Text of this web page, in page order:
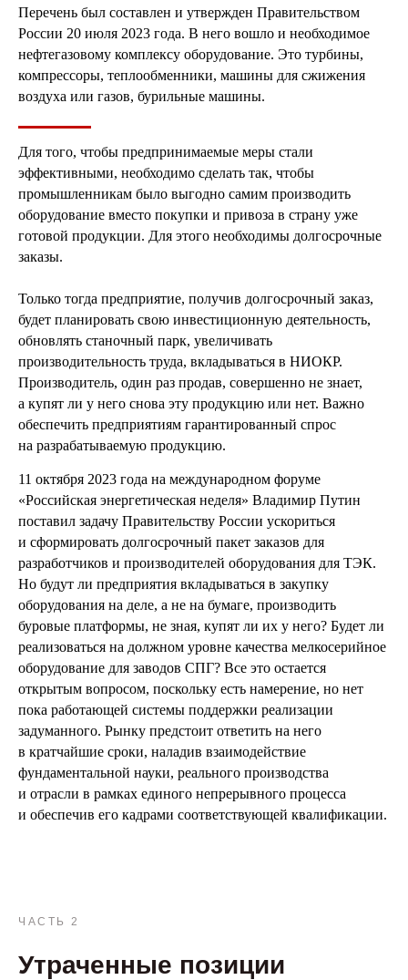
Перечень был составлен и утвержден Правительством
России 20 июля 2023 года. В него вошло и необходимое
нефтегазовому комплексу оборудование. Это турбины,
компрессоры, теплообменники, машины для сжижения
воздуха или газов, бурильные машины.
Для того, чтобы предпринимаемые меры стали
эффективными, необходимо сделать так, чтобы
промышленникам было выгодно самим производить
оборудование вместо покупки и привоза в страну уже
готовой продукции. Для этого необходимы долгосрочные
заказы.
Только тогда предприятие, получив долгосрочный заказ,
будет планировать свою инвестиционную деятельность,
обновлять станочный парк, увеличивать
производительность труда, вкладываться в НИОКР.
Производитель, один раз продав, совершенно не знает,
а купят ли у него снова эту продукцию или нет. Важно
обеспечить предприятиям гарантированный спрос
на разрабатываемую продукцию.
11 октября 2023 года на международном форуме
«Российская энергетическая неделя» Владимир Путин
поставил задачу Правительству России ускориться
и сформировать долгосрочный пакет заказов для
разработчиков и производителей оборудования для ТЭК.
Но будут ли предприятия вкладываться в закупку
оборудования на деле, а не на бумаге, производить
буровые платформы, не зная, купят ли их у него? Будет ли
реализоваться на должном уровне качества мелкосерийное
оборудование для заводов СПГ? Все это остается
открытым вопросом, поскольку есть намерение, но нет
пока работающей системы поддержки реализации
задуманного. Рынку предстоит ответить на него
в кратчайшие сроки, наладив взаимодействие
фундаментальной науки, реального производства
и отрасли в рамках единого непрерывного процесса
и обеспечив его кадрами соответствующей квалификации.
ЧАСТЬ 2
Утраченные позиции